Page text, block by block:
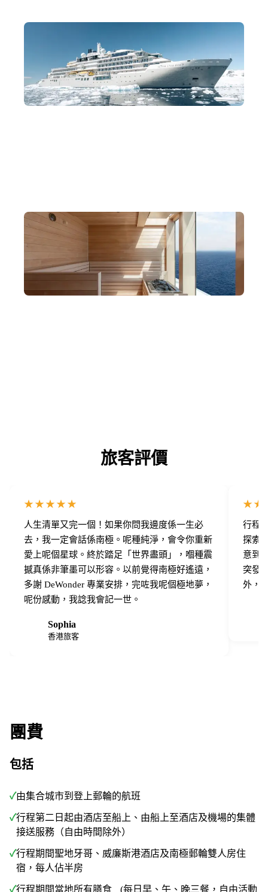
旅客評價
★★★★★
人生清單又完一個！如果你問我邊度係一生必
去，我一定會話係南極。呢種純淨，會令你重新
愛上呢個星球。終於踏足「世界盡頭」，嗰種震
撼真係非筆墨可以形容。以前覺得南極好遙遠，
多謝 DeWonder 專業安排，完咗我呢個極地夢，
呢份感動，我諗我會記一世。
Sophia
香港旅客
行程
探索
意到
突發
外，
團費
包括
✓由集合城市到登上郵輪的航班
✓行程第二日起由酒店至船上、由船上至酒店及機場的集體
接送服務（自由時間除外）
✓行程期間聖地牙哥、威廉斯港酒店及南極郵輪雙人房住
宿，每人佔半房
✓行程期間當地所有膳食 (每日早、午、晚三餐，自由活動